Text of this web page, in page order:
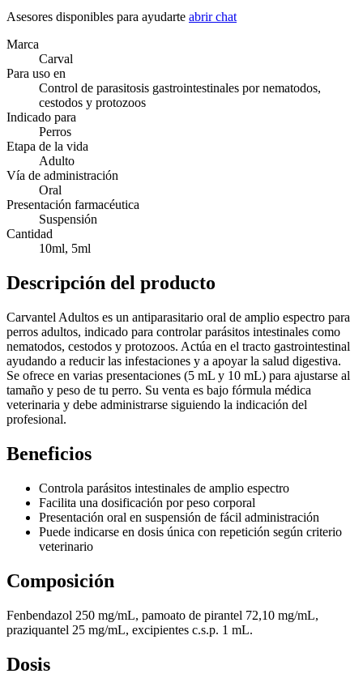
Asesores disponibles para ayudarte abrir chat
Marca
Carval
Para uso en
Control de parasitosis gastrointestinales por nematodos,
cestodos y protozoos
Indicado para
Perros
Etapa de la vida
Adulto
Vía de administración
Oral
Presentación farmacéutica
Suspensión
Cantidad
10ml, 5ml
Descripción del producto
Carvantel Adultos es un antiparasitario oral de amplio espectro para
perros adultos, indicado para controlar parásitos intestinales como
nematodos, cestodos y protozoos. Actúa en el tracto gastrointestinal
ayudando a reducir las infestaciones y a apoyar la salud digestiva.
Se ofrece en varias presentaciones (5 mL y 10 mL) para ajustarse al
tamaño y peso de tu perro. Su venta es bajo fórmula médica
veterinaria y debe administrarse siguiendo la indicación del
profesional.
Beneficios
Controla parásitos intestinales de amplio espectro
Facilita una dosificación por peso corporal
Presentación oral en suspensión de fácil administración
Puede indicarse en dosis única con repetición según criterio
veterinario
Composición
Fenbendazol 250 mg/mL, pamoato de pirantel 72,10 mg/mL,
praziquantel 25 mg/mL, excipientes c.s.p. 1 mL.
Dosis